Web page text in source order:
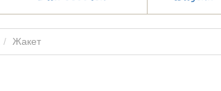
Жакет